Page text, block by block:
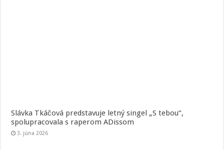
Slávka Tkáčová predstavuje letný singel „S tebou“,
spolupracovala s raperom ADissom
3. júna 2026